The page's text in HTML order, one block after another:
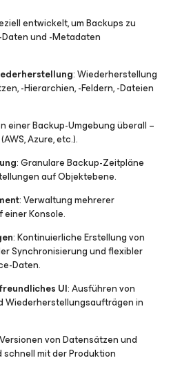
entwickelt, um Backups zu
und -Metadaten
: Wiederherstellung
-Hierarchien, -Feldern, -Dateien
einer Backup-Umgebung überall –
Azure, etc.).
: Granulare Backup-Zeitpläne
auf Objektebene.
: Verwaltung mehrerer
Konsole.
: Kontinuierliche Erstellung von
Synchronisierung und flexibler
Daten.
UI: Ausführen von
Wiederherstellungsaufträgen in
von Datensätzen und
mit der Produktion